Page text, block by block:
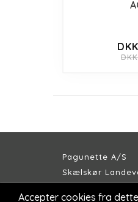
Pagunette A/S
Skælskør
Accepter cookies fra